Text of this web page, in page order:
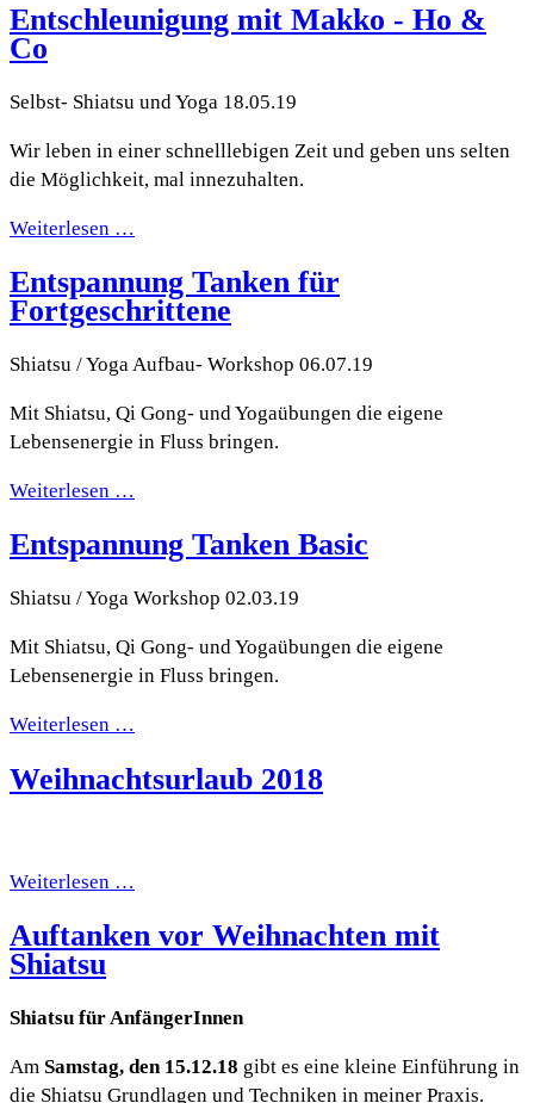
Entschleunigung mit Makko - Ho &
Co
Selbst- Shiatsu und Yoga 18.05.19
Wir leben in einer schnelllebigen Zeit und geben uns selten
die Möglichkeit, mal innezuhalten.
Weiterlesen …
Entspannung Tanken für
Fortgeschrittene
Shiatsu / Yoga Aufbau- Workshop 06.07.19
Mit Shiatsu, Qi Gong- und Yogaübungen die eigene
Lebensenergie in Fluss bringen.
Weiterlesen …
Entspannung Tanken Basic
Shiatsu / Yoga Workshop 02.03.19
Mit Shiatsu, Qi Gong- und Yogaübungen die eigene
Lebensenergie in Fluss bringen.
Weiterlesen …
Weihnachtsurlaub 2018
Weiterlesen …
Auftanken vor Weihnachten mit
Shiatsu
Shiatsu für AnfängerInnen
Am Samstag, den 15.12.18 gibt es eine kleine Einführung in
die Shiatsu Grundlagen und Techniken in meiner Praxis.